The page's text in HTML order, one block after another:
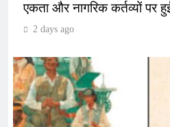
एकता और नागरिक कर्तव्यों पर
2 days ago